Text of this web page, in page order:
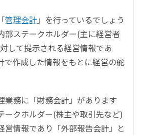
Eコマース
／クラウドコンピューティング
ク管理
管理会計」を行っているでしょう
部ステークホルダー(主に経営者
して提示される経営情報であ
で作成した情報をもとに経営の舵
業務に「財務会計」があります
ークホルダー(株主や取引先など)
営情報であり「外部報告会計」と